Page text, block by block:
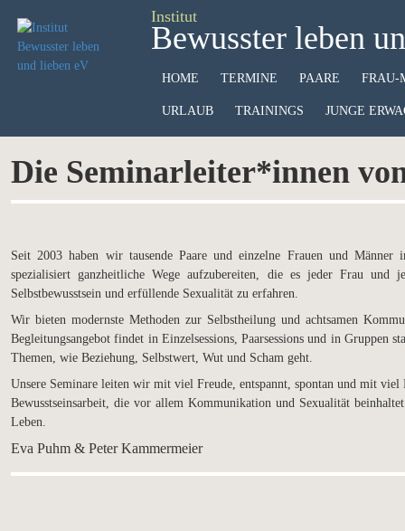
Institut
Bewusster leben
HOME TERMINE PAARE FRAU-
URLAUB TRAININGS JUNGE
Die Seminarleiter*innen
Seit 2003 haben wir tausende Paare und einzelne Frauen und Männer
spezialisiert ganzheitliche Wege aufzubereiten, die es jeder Frau
Selbstbewusstsein und erfüllende Sexualität zu erfahren.
Wir bieten modernste Methoden zur Selbstheilung und achtsamen
Begleitungsangebot findet in Einzelsessions, Paarsessions und in
Themen, wie Beziehung, Selbstwert, Wut und Scham geht.
Unsere Seminare leiten wir mit viel Freude, entspannt, spontan und mit viel
Bewusstseinsarbeit, die vor allem Kommunikation und Sexualität
Leben.
Eva Puhm & Peter Kammermeier